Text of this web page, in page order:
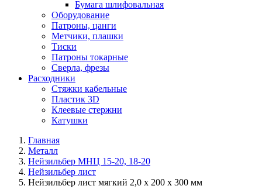
Бумага шлифовальная
Оборудование
Патроны, цанги
Метчики, плашки
Тиски
Патроны токарные
Сверла, фрезы
Расходники
Стяжки кабельные
Пластик 3D
Клеевые стержни
Катушки
Главная
Металл
Нейзильбер МНЦ 15-20, 18-20
Нейзильбер лист
Нейзильбер лист мягкий 2,0 х 200 х 300 мм